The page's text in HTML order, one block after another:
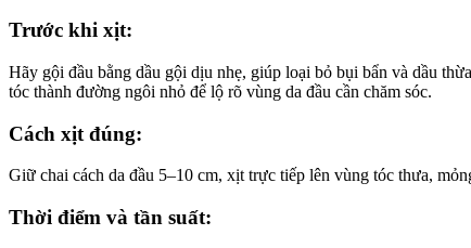
Trước khi xịt:
Hãy gội đầu bằng dầu gội dịu nhẹ, giúp loại bỏ bụi bẩn và dầu
tóc thành đường ngôi nhỏ để lộ rõ vùng da đầu cần chăm sóc.
Cách xịt đúng:
Giữ chai cách da đầu 5–10 cm, xịt trực tiếp lên vùng tóc thưa,
Thời điểm và tần suất: